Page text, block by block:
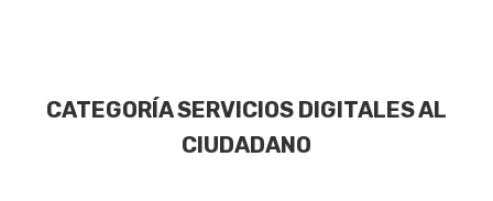
CATEGORÍA SERVICIOS DIGITALES AL
CIUDADANO